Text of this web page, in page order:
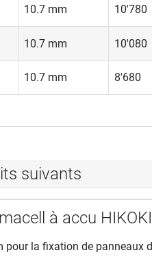
10.7 mm 10'780
10.7 mm 10'080
10.7 mm 8'680
suivants
à accu
pour la fixation de panneaux